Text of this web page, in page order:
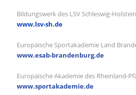
Bildungswerk des LSV Schleswig-
www.lsv-sh.de
Europäische Sportakademie Land
www.esab-brandenburg.de
Europäische Akademie des Rheinland-
www.sportakademie.de